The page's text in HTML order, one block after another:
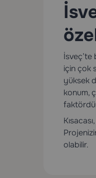
İsveç’te
için çok
yüksek
konum,
olabilir.